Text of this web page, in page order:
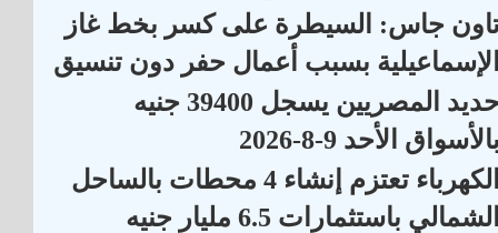
جاس: السيطرة على كسر بخط غاز
بسبب أعمال حفر دون تنسيق
حديد المصريين يسجل 39400 جنيه
الأحد 9-8-2026
الكهرباء تعتزم إنشاء 4 محطات بالساحل
باستثمارات 6.5 مليار جنيه